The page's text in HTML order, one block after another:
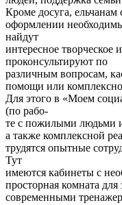
Кроме досуга, ельчанам
оформлении
найдут
интересное творческое
проконсультируют по
различным вопросам,
помощи или
Для этого в «Моем
(по рабо-
те с пожилыми людьми
а также комплексной
трудятся опытные
Тут
имеются кабинеты с
просторная комната
современными